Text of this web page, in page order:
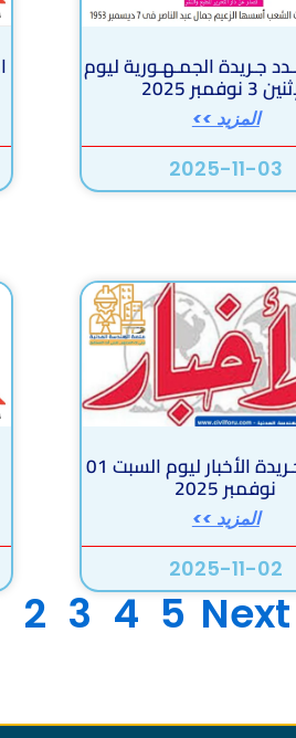
جـريدة الجمـهـورية ليوم
نوفمبر 2025
المزيد >>
2025-11-03
اعلانات جـريدة الأخبار ليوم السبت 01
نوفمبر 2025
المزيد >>
2025-11-02
2 3 4 5 Next »